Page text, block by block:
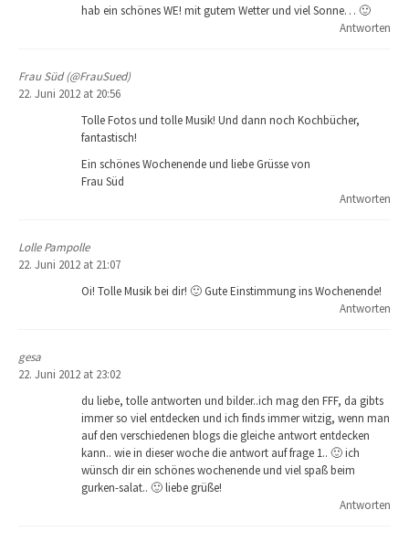
hab ein schönes WE! mit gutem Wetter und viel Sonne… 🙂
Antworten
Frau Süd (@FrauSued)
22. Juni 2012 at 20:56
Tolle Fotos und tolle Musik! Und dann noch Kochbücher,
fantastisch!
Ein schönes Wochenende und liebe Grüsse von
Frau Süd
Antworten
Lolle Pampolle
22. Juni 2012 at 21:07
Oi! Tolle Musik bei dir! 🙂 Gute Einstimmung ins Wochenende!
Antworten
gesa
22. Juni 2012 at 23:02
du liebe, tolle antworten und bilder..ich mag den FFF, da gibts
immer so viel entdecken und ich finds immer witzig, wenn man
auf den verschiedenen blogs die gleiche antwort entdecken
kann.. wie in dieser woche die antwort auf frage 1.. 🙂 ich
wünsch dir ein schönes wochenende und viel spaß beim
gurken-salat.. 🙂 liebe grüße!
Antworten